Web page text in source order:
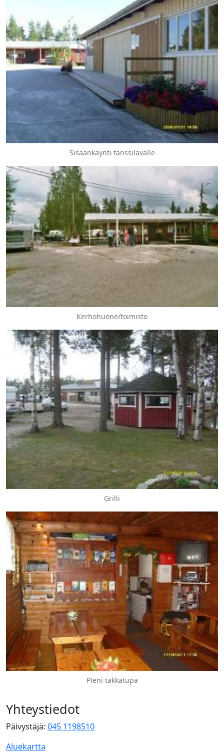
Sisäänkäynti tanssilavalle
Kerhohuone/toimisto
Grilli
Pieni takkatupa
Yhteystiedot
Päivystäjä: 045 1198510
Aluekartta